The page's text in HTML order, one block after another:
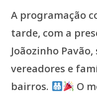
A programação
tarde, com a
Joãozinho
vereadores e
bairros.
O